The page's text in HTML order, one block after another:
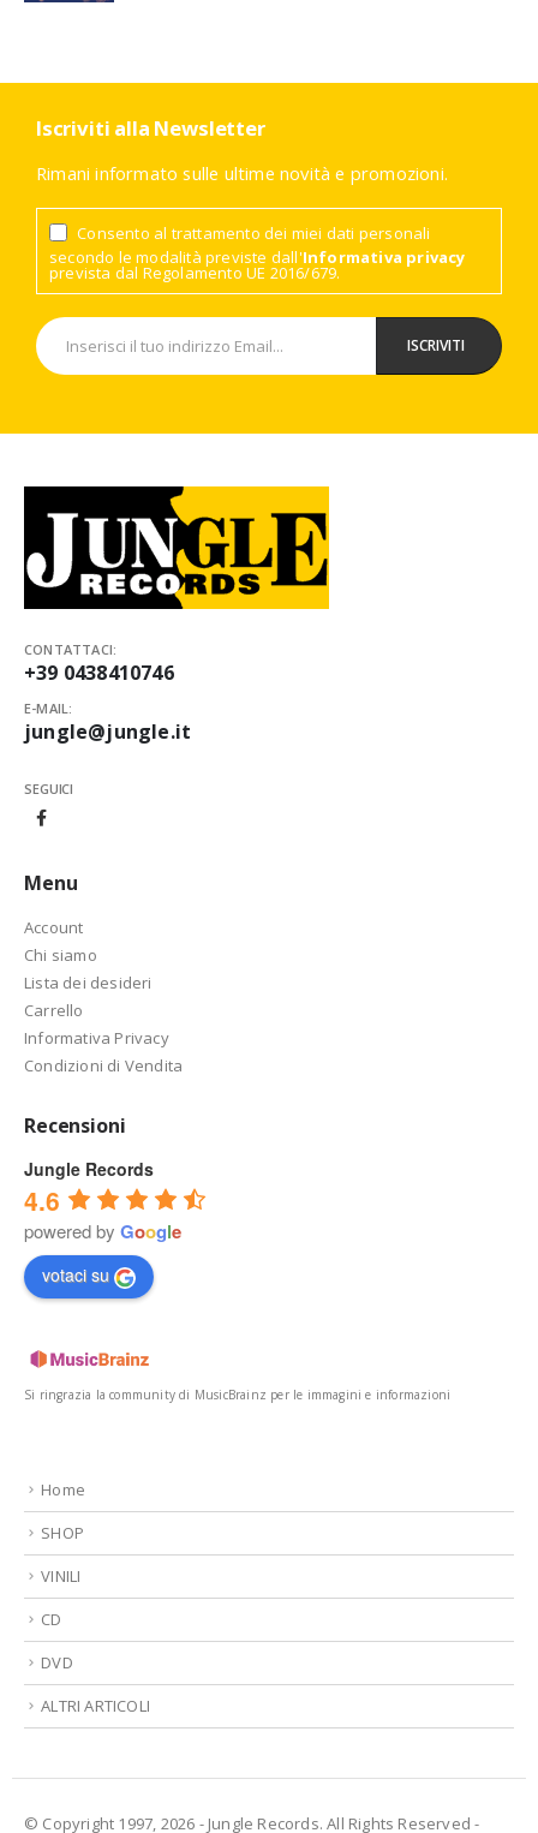
Iscriviti alla Newsletter
Rimani informato sulle ultime novità e promozioni.
Consento al trattamento dei miei dati personali
secondo le modalità previste dall'Informativa privacy
prevista dal Regolamento UE 2016/679.
CONTATTACI:
+39 0438410746
E-MAIL:
jungle@jungle.it
SEGUICI
Menu
Account
Chi siamo
Lista dei desideri
Carrello
Informativa Privacy
Condizioni di Vendita
Recensioni
Jungle Records
4.6
powered by Google
votaci su
Si ringrazia la community di MusicBrainz per le immagini e informazioni
Home
SHOP
VINILI
CD
DVD
ALTRI ARTICOLI
© Copyright 1997, 2026 - Jungle Records. All Rights Reserved -